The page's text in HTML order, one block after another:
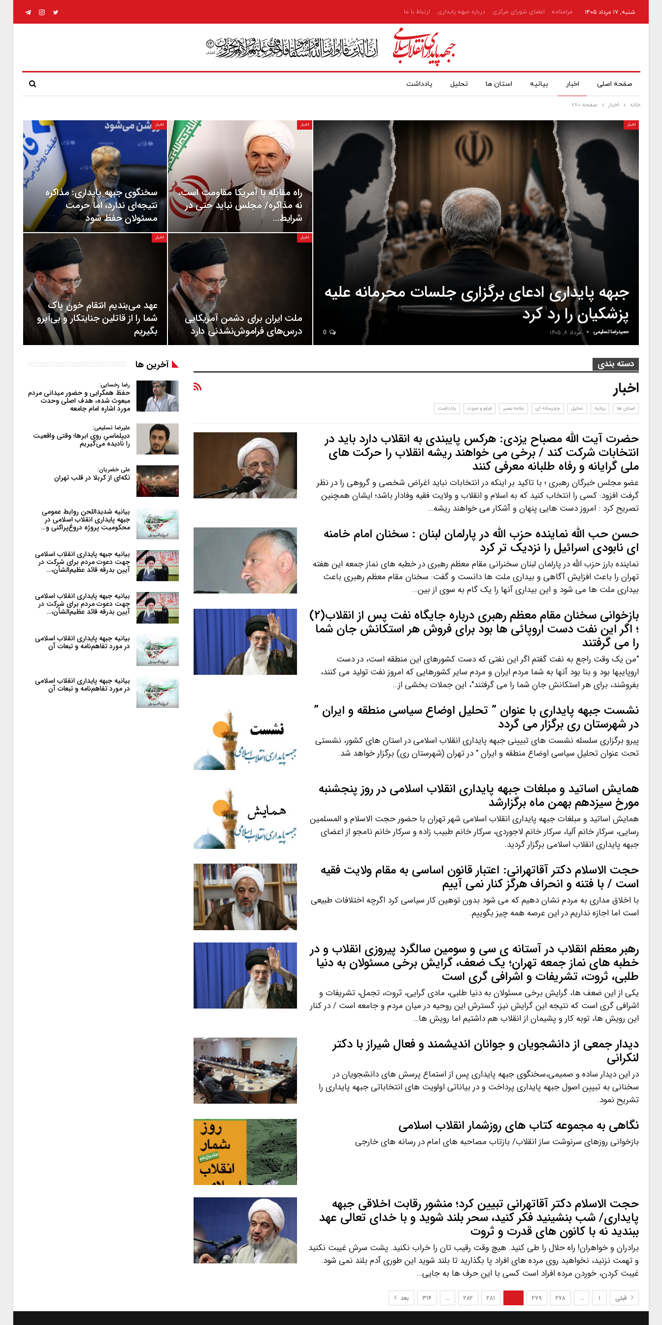
شنبه, ۱۷ مرداد ۱۴۰۵ مرامنامه اعضای شورای مرکزی درباره جبهه پایداری ارتباط با ما
صفحه اصلی اخبار بیانیه استان ها تحلیل یادداشت
خانه اخبار صفحه ۲۸۰
اخبار
جبهه پایداری ادعای برگزاری جلسات محرمانه علیه
پزشکیان را رد کرد
حمیدرضا تسلیمی مرداد ۸, ۱۴۰۵
اخبار
راه مقابله با آمریکا مقاومت است،
نه مذاکره/ مجلس نباید حتی در
شرایط…
اخبار
سخنگوی جبهه پایداری: مذاکره
نتیجه‌ای ندارد، اما حرمت
مسئولان حفظ شود
اخبار
ملت ایران برای دشمن آمریکایی
درس‌های فراموش‌نشدنی دارد
اخبار
عهد می‌بندیم انتقام خون پاک
شما را از قاتلین جنایتکار و بی‌آبرو
بگیریم
دسته بندی
اخبار
استان ها بیانیه تحلیل چندرسانه ای علامه بصیر فیلم و صوت یادداشت
حضرت آیت الله مصباح یزدی: هرکس پایبندی به انقلاب دارد باید در
انتخابات شرکت کند / برخی می خواهند ریشه انقلاب را حرکت های
ملی گرایانه و رفاه طلبانه معرفی کنند
عضو مجلس خبرگان رهبری ؛ با تاکید بر اینکه در انتخابات نباید اغراض شخصی و گروهی را در نظر
گرفت افزود: کسی را انتخاب کنید که به اسلام و انقلاب و ولایت فقیه وفادار باشد؛ ایشان همچنین
تصریح کرد : امروز دست هایی پنهان و آشکار می خواهند ریشه…
حسن حب الله نماینده حزب الله در پارلمان لبنان : سخنان امام خامنه
ای نابودی اسرائیل را نزدیک تر کرد
نماینده بارز حزب الله در پارلمان لبنان سخنرانی مقام معظم رهبری در خطبه های نماز جمعه این هفته
تهران را باعث افزایش آگاهی و بیداری ملت ها دانست و گفت: سخنان مقام معظم رهبری باعث
بیداری ملت ها می شود و این بیداری آنها را یک گام به سوی از بین…
بازخوانی سخنان مقام معظم رهبری درباره جایگاه نفت پس از انقلاب(۲)
؛ اگر این نفت دست اروپائی ها بود برای فروش هر استکانش جان شما
را می گرفتند
"من یک وقت راجع به نفت گفتم اگر این نفتی که دست کشورهای این منطقه است، در دست
اروپاییها بود و بنا بود آنها به شما مردم ایران و مردم سایر کشورهایی که امروز نفت تولید می کنند،
بفروشند، برای هر استکانش جانِ شما را می گرفتند"، این جملات بخشی از…
نشست جبهه پایداری با عنوان ” تحلیل اوضاع سیاسی منطقه و ایران ”
در شهرستان ری برگزار می گردد
پیرو برگزاری سلسله نشست های تبیینی جبهه پایداری انقلاب اسلامی در استان های کشور، نشستی
تحت عنوان تحلیل سیاسی اوضاع منطقه و ایران " در تهران (شهرستان ری) برگزار خواهد شد.
همایش اساتید و مبلغات جبهه پایداری انقلاب اسلامی در روز پنجشنبه
مورخ سیزدهم بهمن ماه برگزارشد
همایش اساتید و مبلغات جبهه پایداری انقلاب اسلامی شهر تهران با حضور حجت الاسلام و المسلمین
رسایی، سرکار خانم آلیا، سرکار خانم لاجوردی، سرکار خانم طبیب زاده و سرکار خانم نامجو از اعضای
جبهه پایداری انقلاب اسلامی برگزار گردید.
حجت الاسلام دکتر آقاتهرانی: اعتبار قانون اساسی به مقام ولایت فقیه
است / با فتنه و انحراف هرگز کنار نمی آییم
با اخلاق مداری به مردم نشان دهیم که می شود بدون توهین کار سیاسی کرد اگرچه اختلافات طبیعی
است اما اجازه نداریم در این عرصه همه چیز بگوییم.
رهبر معظم انقلاب در آستانه ی سی و سومین سالگرد پیروزی انقلاب و در
خطبه های نماز جمعه تهران؛ یک ضعف، گرایش برخی مسئولان به دنیا
طلبی، ثروت، تشریفات و اشرافی گری است
یکی از این ضعف ها، گرایش برخی مسئولان به دنیا طلبی، مادی گرایی، ثروت، تجمل، تشریفات و
اشرافی گری است که نتیجه این گرایش نیز، گسترش این روحیه در میان مردم و جامعه است / در کنار
این رویش ها، توبه کار و پشیمان از انقلاب هم داشتیم اما رویش ها…
دیدار جمعی از دانشجویان و جوانان اندیشمند و فعال شیراز با دکتر
لنکرانی
در این دیدار ساده و صمیمی،سخنگوی جبهه پایداری پس از استماع پرسش های دانشجویان در
سخنانی به تبیین اصول جبهه پایداری پرداخت و در بیاناتی اولویت های انتخاباتی جبهه پایداری را
تشریح نمود.
نگاهی به مجموعه کتاب های روزشمار انقلاب اسلامی
بازخوانی روزهای سرنوشت ساز انقلاب/ بازتاب مصاحبه های امام در رسانه های خارجی
حجت الاسلام دکتر آقاتهرانی تبیین کرد؛ منشور رقابت اخلاقی جبهه
پایداری/ شب بنشینید فکر کنید، سحر بلند شوید و با خدای تعالی عهد
ببندید نه با کانون های قدرت و ثروت
برادران و خواهران! راه حلال را طی کنید. هیچ وقت رقیب تان را خراب نکنید. پشت سرش غیبت نکنید
و تهمت نزنید، نخواهید روی مرده های افراد پا بگذارید تا بلند شوید این طوری آدم بلند نمی شود.
غیبت کردن، خوردن مرده افراد است کسی با این حرف ها به جایی…
قبلی ۱ … ۲۷۸ ۲۷۹ ۲۸۱ ۲۸۲ … ۳۱۴ بعد
آخرین ها
رضا رخسایی:
حفظ همگرایی و حضور میدانی مردم
مبعوث شده، هدف اصلی وحدت
مورد اشاره امام جامعه
علیرضا تسلیمی:
دیپلماسیِ روی ابرها؛ وقتی واقعیت
را نادیده می‌گیریم
علی خضریان:
تکه‌ای از کربلا در قلب تهران
بیانیه شدیداللحن روابط عمومی
جبهه پایداری انقلاب اسلامی در
محکومیت پروژه دروغ‌پراکنی و…
بیانیه جبهه پایداری انقلاب اسلامی
جهت دعوت مردم برای شرکت در
آیین بدرقه قائد عظیم‌الشأن،…
بیانیه جبهه پایداری انقلاب اسلامی
جهت دعوت مردم برای شرکت در
آیین بدرقه قائد عظیم‌الشأن،…
بیانیه جبهه پایداری انقلاب اسلامی
در مورد تفاهم‌نامه و تبعات آن
بیانیه جبهه پایداری انقلاب اسلامی
در مورد تفاهم‌نامه و تبعات آن